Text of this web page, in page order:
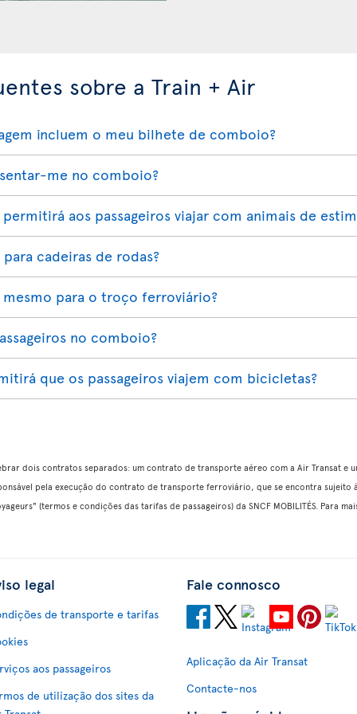
sobre a Train + Air
incluem o meu bilhete de comboio?
me no comboio?
aos passageiros viajar com animais de
cadeiras de rodas?
para o troço ferroviário?
no comboio?
que os passageiros viajem com bicicletas?
dois contratos separados: um contrato de transporte aéreo com a Air Transat
pela execução do contrato de transporte ferroviário, que se encontra
(termos e condições das tarifas de passageiros) da SNCF MOBILITÉS. Para
legal
de transporte e tarifas
aos passageiros
de utilização dos sites da
Fale connosco
Aplicação da Air Transat
Contacte-nos